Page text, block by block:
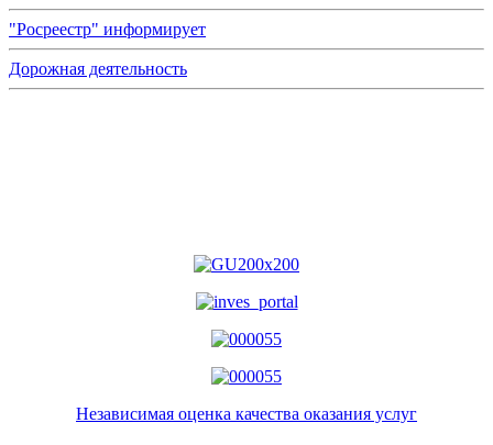
"Росреестр" информирует
Дорожная деятельность
Независимая оценка качества оказания услуг